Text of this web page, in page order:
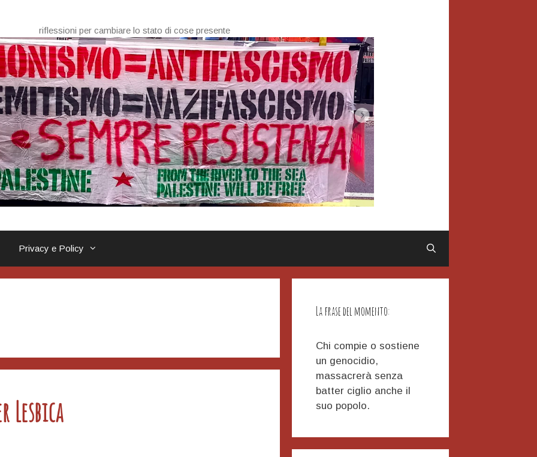
riflessioni per cambiare lo stato di cose presente
Privacy e Policy
La frase del momento:
Chi compie o sostiene
un genocidio,
massacrerà senza
batter ciglio anche il
suo popolo.